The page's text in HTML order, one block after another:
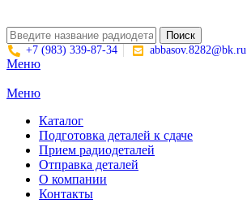
Поиск
+7 (983) 339-87-34
abbasov.8282@bk.ru
Меню
Меню
Каталог
Подготовка деталей к сдаче
Прием радиодеталей
Отправка деталей
О компании
Контакты